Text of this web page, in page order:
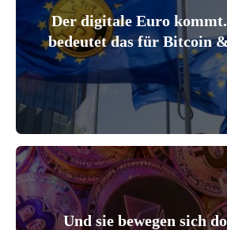
Der digitale Euro
bedeutet das für Bitcoin
Und sie bewegen sich